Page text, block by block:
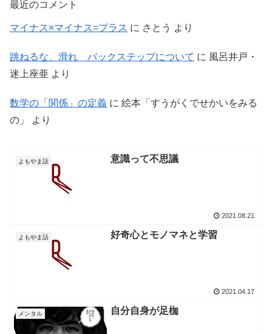
最近のコメント
マイナス×マイナス=プラス に さとう より
跳ねるな、滑れ バックステップについて に 風呂井戸・
迷上座亜 より
数学の「関係」の定義 に 絵本「すうがくでせかいをみる
の」
より
よもやま話 意識って不思議
2021.08.21
よもやま話 好奇心とモノマネと学習
2021.04.17
メンタル 自分自身が足枷